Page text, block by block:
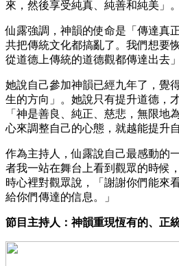
來，然後享受純真、純善和純美」。
仙露強調，神韻的使命是「傳達真
共把傳統文化都搞亂了。我們想要
從道德上傳統的道德觀都傳達出去」
她說自己參加神韻已經九年了，覺
生的方向」。她說只有提升道德，
「神是善良、純正、慈悲，無限地
心來調整自己的心態，就越能提升
作為主持人，仙露說自己最感動的
者我一站在舞台上看到觀眾的時候
時心裡對觀眾說，「謝謝你們能來
給你們傳達的信息。」
節目主持人：神韻重現恆有的、正